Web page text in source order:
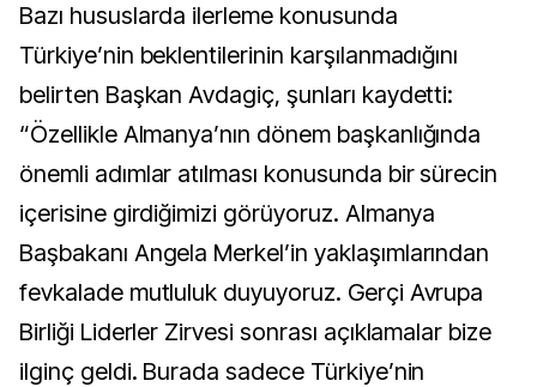
Bazı hususlarda ilerleme konusunda
Türkiye’nin beklentilerinin karşılanmadığını
belirten Başkan Avdagiç, şunları kaydetti:
“Özellikle Almanya’nın dönem başkanlığında
önemli adımlar atılması konusunda bir sürecin
içerisine girdiğimizi görüyoruz. Almanya
Başbakanı Angela Merkel’in yaklaşımlarından
fevkalade mutluluk duyuyoruz. Gerçi Avrupa
Birliği Liderler Zirvesi sonrası açıklamalar bize
ilginç geldi. Burada sadece Türkiye’nin